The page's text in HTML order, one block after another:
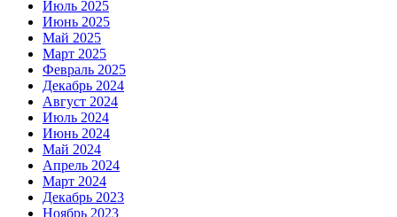
Июль 2025
Июнь 2025
Май 2025
Март 2025
Февраль 2025
Декабрь 2024
Август 2024
Июль 2024
Июнь 2024
Май 2024
Апрель 2024
Март 2024
Декабрь 2023
Ноябрь 2023